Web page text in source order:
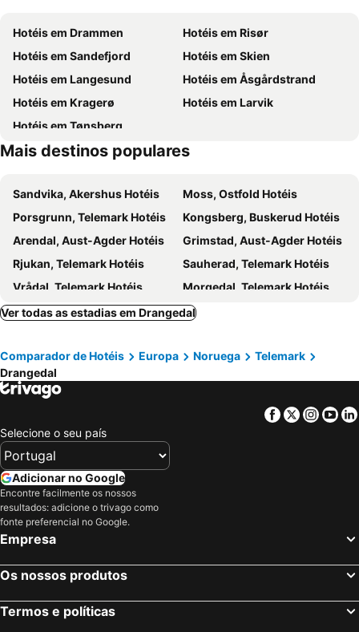
Hotéis em Drammen
Hotéis em Risør
Hotéis em Sandefjord
Hotéis em Skien
Hotéis em Langesund
Hotéis em Åsgårdstrand
Hotéis em Kragerø
Hotéis em Larvik
Hotéis em Tønsberg
Mais destinos populares
Sandvika, Akershus Hotéis
Moss, Ostfold Hotéis
Porsgrunn, Telemark Hotéis
Kongsberg, Buskerud Hotéis
Arendal, Aust-Agder Hotéis
Grimstad, Aust-Agder Hotéis
Rjukan, Telemark Hotéis
Sauherad, Telemark Hotéis
Vrådal, Telemark Hotéis
Morgedal, Telemark Hotéis
Fyresdal, Telemark Hotéis
Stavern, Vestfold Hotéis
Øvre Eiker, Buskerud Hotéis
Holmsbu, Buskerud Hotéis
Åseral, Vest-Agder Hotéis
Risør, Aust-Agder Hotéis
Skien, Telemark Hotéis
Kragerø, Telemark Hotéis
Oslo, Oslo Hotéis
Tromsø, Troms Hotéis
Trondheim, Sor-Trondelag Hotéis
Bodø, Nordland Hotéis
Flam, Sogn og Fjordane Hotéis
Ver todas as estadias em Drangedal
Comparador de Hotéis Europa Noruega
Telemark
Drangedal
Facebook
Twitter
Selecione o seu país
Adicionar no Google
Encontre facilmente os nossos
resultados: adicione o trivago como
fonte preferencial no Google.
Empresa
Os nossos produtos
Termos e políticas